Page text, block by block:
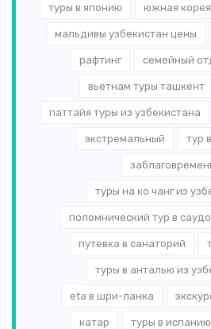
туры в японию южная корея
мальдивы узбекистан цены
рафтинг семейный
вьетнам туры ташкент
паттайя туры из узбекистана
экстремальный тур
туры на ко чанг из
поломнический тур в
путевка в санаторий
туры в анталью из
eta в шри-ланка
катар туры в испанию